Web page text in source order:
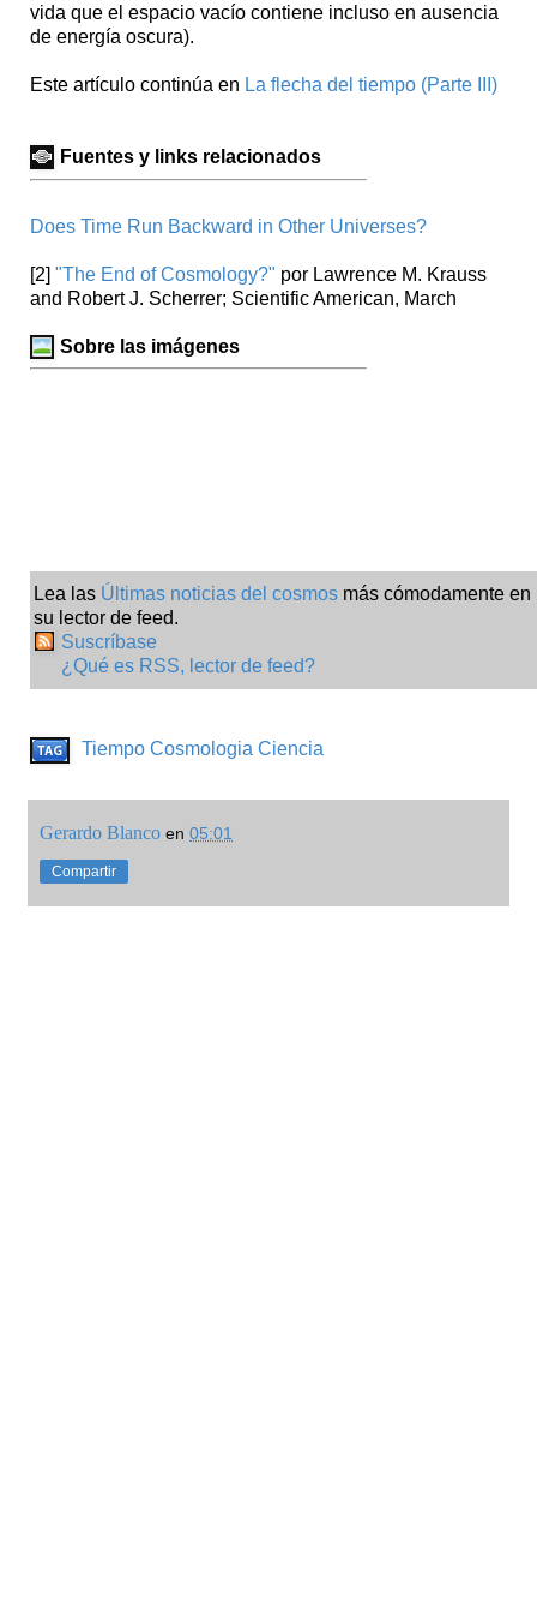
vida que el espacio vacío contiene incluso en ausencia
de energía oscura).
Este artículo continúa en La flecha del tiempo (Parte III)
Fuentes y links relacionados
Does Time Run Backward in Other Universes?
[2] "The End of Cosmology?" por Lawrence M. Krauss
and Robert J. Scherrer; Scientific American, March
Sobre las imágenes
Lea las Últimas noticias del cosmos más cómodamente en
su lector de feed.
Suscríbase
¿Qué es RSS, lector de feed?
Tiempo Cosmologia Ciencia
Gerardo Blanco en 05:01
Compartir